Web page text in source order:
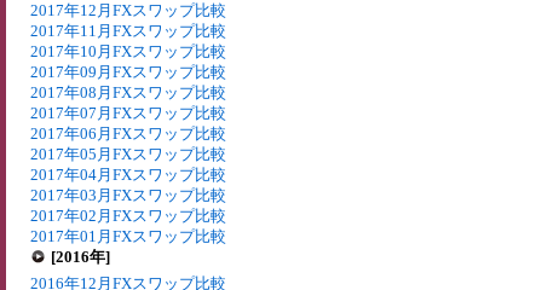
2017年12月FXスワップ比較
2017年11月FXスワップ比較
2017年10月FXスワップ比較
2017年09月FXスワップ比較
2017年08月FXスワップ比較
2017年07月FXスワップ比較
2017年06月FXスワップ比較
2017年05月FXスワップ比較
2017年04月FXスワップ比較
2017年03月FXスワップ比較
2017年02月FXスワップ比較
2017年01月FXスワップ比較
[2016年]
2016年12月FXスワップ比較